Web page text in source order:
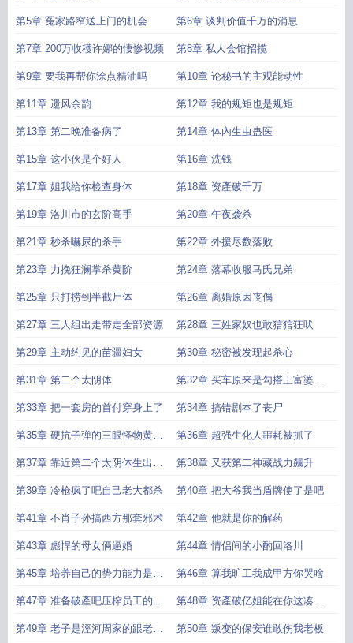
第5章 冤家路窄送上门的机会 第6章 谈判价值千万的消息
第7章 200万收穫许娜的悽惨视频 第8章 私人会馆招揽
第9章 要我再帮你涂点精油吗 第10章 论秘书的主观能动性
第11章 遗风余韵 第12章 我的规矩也是规矩
第13章 第二晚准备病了 第14章 体內生虫蛊医
第15章 这小伙是个好人 第16章 洗钱
第17章 姐我给你检查身体 第18章 资產破千万
第19章 洛川市的玄阶高手 第20章 午夜袭杀
第21章 秒杀嚇尿的杀手 第22章 外援尽数落败
第23章 力挽狂澜掌杀黄阶 第24章 落幕收服马氏兄弟
第25章 只打捞到半截尸体 第26章 离婚原因丧偶
第27章 三人组出走带走全部资源 第28章 三姓家奴也敢狺狺狂吠
第29章 主动约见的苗疆妇女 第30章 秘密被发现起杀心
第31章 第二个太阴体 第32章 买车原来是勾搭上富婆了
啊
第33章 把一套房的首付穿身上了 第34章 搞错剧本了丧尸
第35章 硬抗子弹的三眼怪物黄阶
实力
第36章 超强生化人噩耗被抓了
第37章 靠近第二个太阴体生出反
应
第38章 又获第二神藏战力飆升
第39章 冷枪疯了吧自己老大都杀 第40章 把大爷我当盾牌使了是吧
第41章 不肖子孙搞西方那套邪术 第42章 他就是你的解药
第43章 彪悍的母女俩逼婚 第44章 情侣间的小酌回洛川
第45章 培养自己的势力能力是预
见未来
第46章 算我旷工我成甲方你哭啥
第47章 准备破產吧压榨员工的下
场
第48章 资產破亿姐能在你这凑合
一晚吗
第49章 老子是涇河周家的跟老子 第50章 叛变的保安谁敢伤我老板